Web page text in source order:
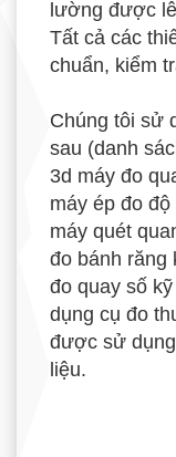
lường được
Tất cả các
chuẩn, kiểm
Chúng tôi sử
sau (danh
3d máy đo
máy ép đo
máy quét
đo bánh răng
đo quay số
dụng cụ đo
được sử
liệu.